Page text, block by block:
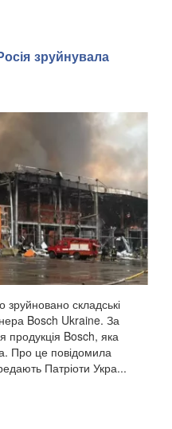
зруйнувала
зруйновано складські
Bosch Ukraine. За
Bosch, яка
Про це повідомила
Патріоти Укра...